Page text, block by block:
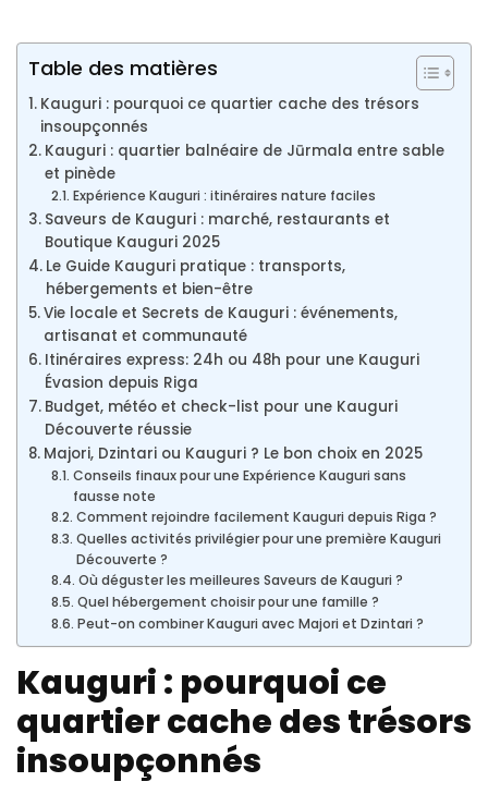
Table des matières
Kauguri : pourquoi ce quartier cache des trésors
insoupçonnés
Kauguri : quartier balnéaire de Jūrmala entre sable
et pinède
Expérience Kauguri : itinéraires nature faciles
Saveurs de Kauguri : marché, restaurants et
Boutique Kauguri 2025
Le Guide Kauguri pratique : transports,
hébergements et bien-être
Vie locale et Secrets de Kauguri : événements,
artisanat et communauté
Itinéraires express: 24h ou 48h pour une Kauguri
Évasion depuis Riga
Budget, météo et check-list pour une Kauguri
Découverte réussie
Majori, Dzintari ou Kauguri ? Le bon choix en 2025
Conseils finaux pour une Expérience Kauguri sans
fausse note
Comment rejoindre facilement Kauguri depuis Riga ?
Quelles activités privilégier pour une première Kauguri
Découverte ?
Où déguster les meilleures Saveurs de Kauguri ?
Quel hébergement choisir pour une famille ?
Peut-on combiner Kauguri avec Majori et Dzintari ?
Kauguri : pourquoi ce
quartier cache des trésors
insoupçonnés